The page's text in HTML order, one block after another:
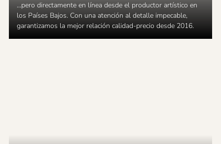
...pero directamente en línea desde el productor artístico en
los Países Bajos. Con una atención al detalle impecable,
garantizamos la mejor relación calidad-precio desde 2016.